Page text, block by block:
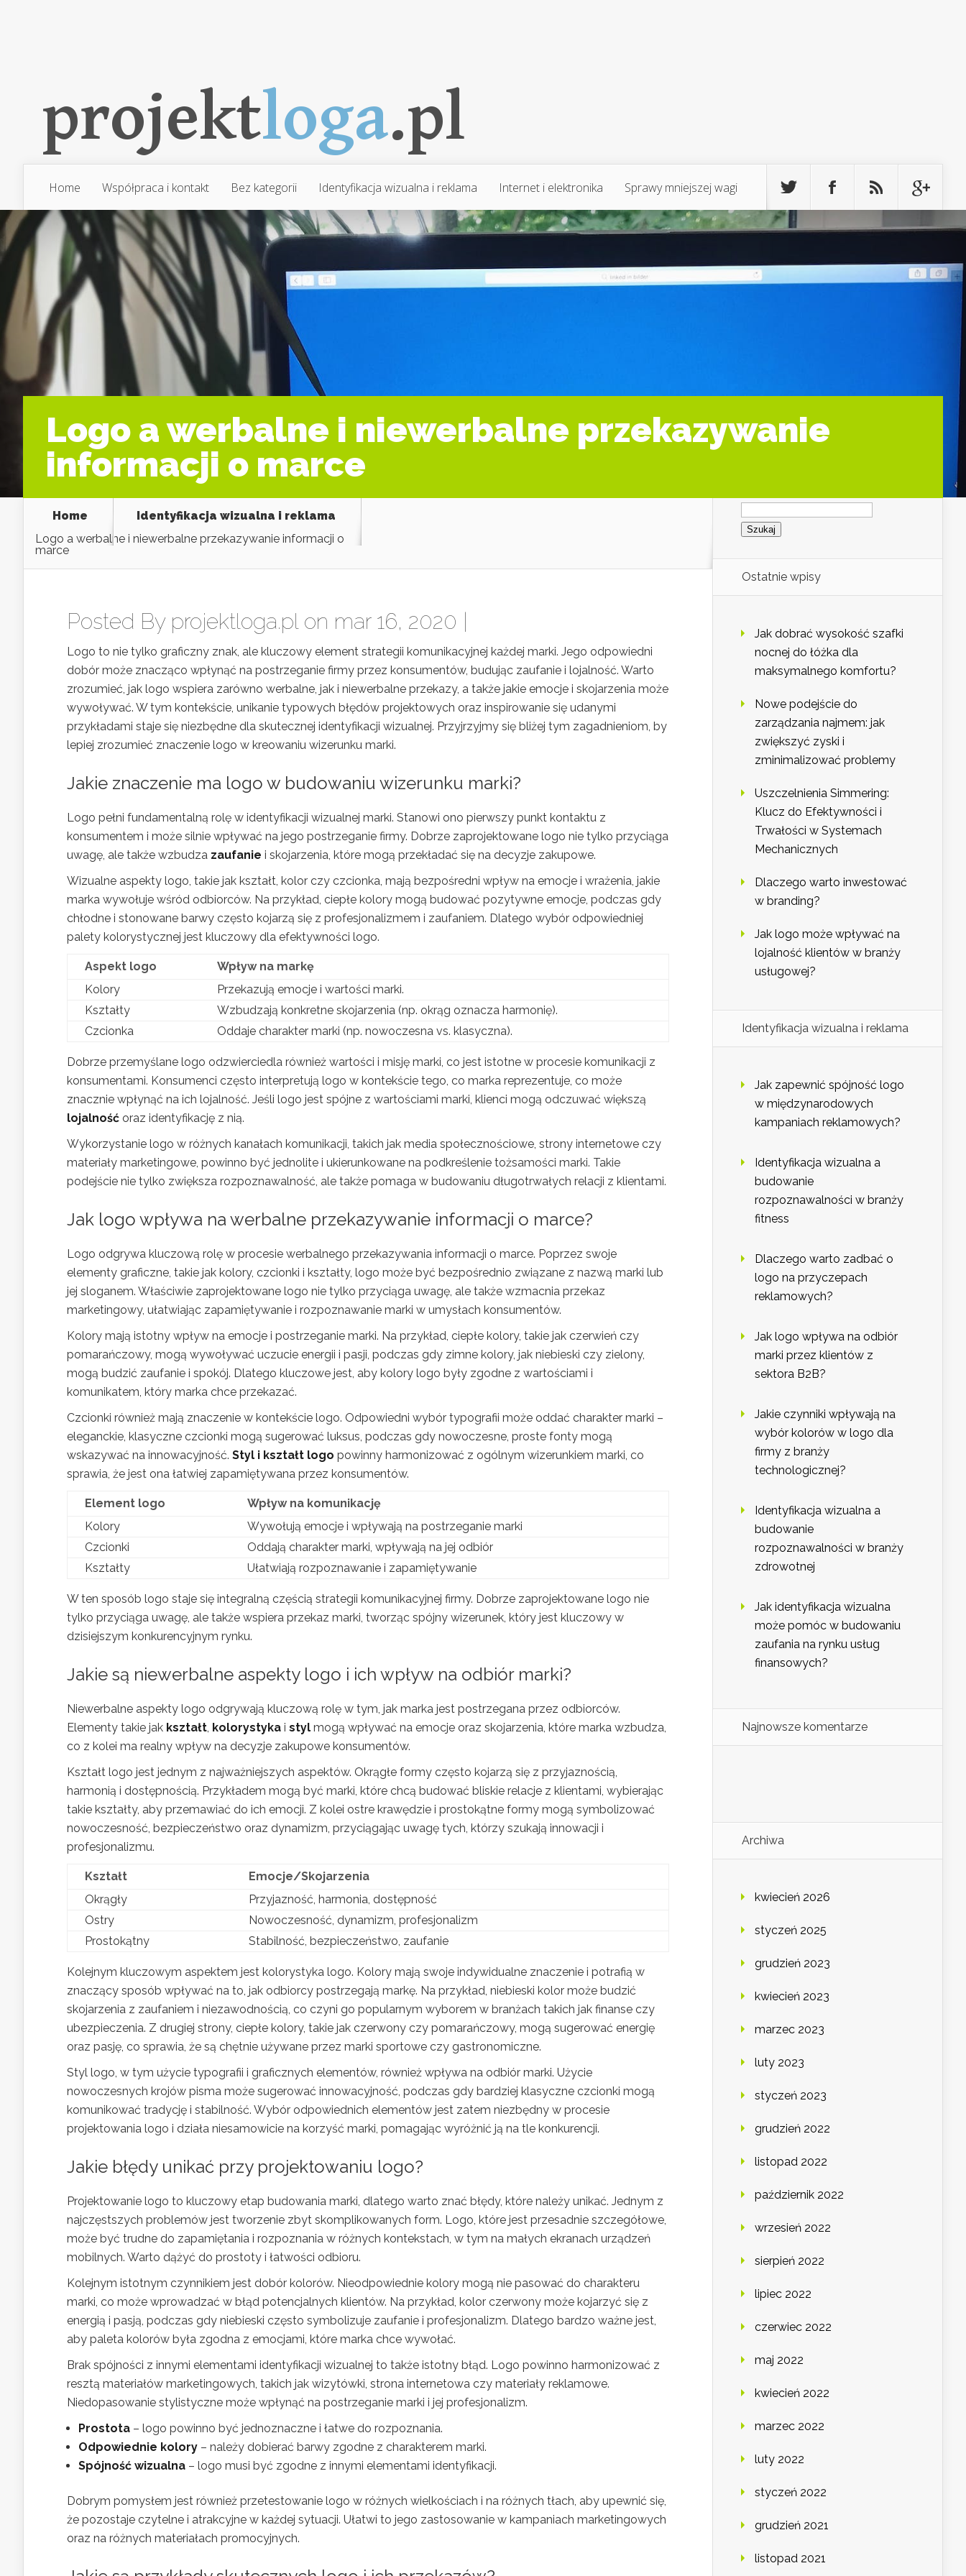
Home Współpraca i kontakt Bez kategorii Identyfikacja wizualna i reklama Internet i elektronika Sprawy mniejszej wagi
Logo a werbalne i niewerbalne przekazywanie
informacji o marce
Home
Identyfikacja wizualna i reklama
Logo a werbalne i niewerbalne przekazywanie informacji o
marce
Posted By projektloga.plon mar 16, 2020 |
Logo to nie tylko graficzny znak, ale kluczowy element strategii komunikacyjnej każdej marki. Jego odpowiedni
dobór może znacząco wpłynąć na postrzeganie firmy przez konsumentów, budując zaufanie i lojalność. Warto
zrozumieć, jak logo wspiera zarówno werbalne, jak i niewerbalne przekazy, a także jakie emocje i skojarzenia może
wywoływać. W tym kontekście, unikanie typowych błędów projektowych oraz inspirowanie się udanymi
przykładami staje się niezbędne dla skutecznej identyfikacji wizualnej. Przyjrzyjmy się bliżej tym zagadnieniom, by
lepiej zrozumieć znaczenie logo w kreowaniu wizerunku marki.
Jakie znaczenie ma logo w budowaniu wizerunku marki?
Logo pełni fundamentalną rolę w identyfikacji wizualnej marki. Stanowi ono pierwszy punkt kontaktu z
konsumentem i może silnie wpływać na jego postrzeganie firmy. Dobrze zaprojektowane logo nie tylko przyciąga
uwagę, ale także wzbudza zaufanie i skojarzenia, które mogą przekładać się na decyzje zakupowe.
Wizualne aspekty logo, takie jak kształt, kolor czy czcionka, mają bezpośredni wpływ na emocje i wrażenia, jakie
marka wywołuje wśród odbiorców. Na przykład, ciepłe kolory mogą budować pozytywne emocje, podczas gdy
chłodne i stonowane barwy często kojarzą się z profesjonalizmem i zaufaniem. Dlatego wybór odpowiedniej
palety kolorystycznej jest kluczowy dla efektywności logo.
Aspekt logo
Wpływ na markę
Kolory
Przekazują emocje i wartości marki.
Kształty
Wzbudzają konkretne skojarzenia (np. okrąg oznacza harmonię).
Czcionka
Oddaje charakter marki (np. nowoczesna vs. klasyczna).
Dobrze przemyślane logo odzwierciedla również wartości i misję marki, co jest istotne w procesie komunikacji z
konsumentami. Konsumenci często interpretują logo w kontekście tego, co marka reprezentuje, co może
znacznie wpłynąć na ich lojalność. Jeśli logo jest spójne z wartościami marki, klienci mogą odczuwać większą
lojalność oraz identyfikację z nią.
Wykorzystanie logo w różnych kanałach komunikacji, takich jak media społecznościowe, strony internetowe czy
materiały marketingowe, powinno być jednolite i ukierunkowane na podkreślenie tożsamości marki. Takie
podejście nie tylko zwiększa rozpoznawalność, ale także pomaga w budowaniu długotrwałych relacji z klientami.
Jak logo wpływa na werbalne przekazywanie informacji o marce?
Logo odgrywa kluczową rolę w procesie werbalnego przekazywania informacji o marce. Poprzez swoje
elementy graficzne, takie jak kolory, czcionki i kształty, logo może być bezpośrednio związane z nazwą marki lub
jej sloganem. Właściwie zaprojektowane logo nie tylko przyciąga uwagę, ale także wzmacnia przekaz
marketingowy, ułatwiając zapamiętywanie i rozpoznawanie marki w umysłach konsumentów.
Kolory mają istotny wpływ na emocje i postrzeganie marki. Na przykład, ciepłe kolory, takie jak czerwień czy
pomarańczowy, mogą wywoływać uczucie energii i pasji, podczas gdy zimne kolory, jak niebieski czy zielony,
mogą budzić zaufanie i spokój. Dlatego kluczowe jest, aby kolory logo były zgodne z wartościami i
komunikatem, który marka chce przekazać.
Czcionki również mają znaczenie w kontekście logo. Odpowiedni wybór typografii może oddać charakter marki –
eleganckie, klasyczne czcionki mogą sugerować luksus, podczas gdy nowoczesne, proste fonty mogą
wskazywać na innowacyjność. Styl i kształt logo powinny harmonizować z ogólnym wizerunkiem marki, co
sprawia, że jest ona łatwiej zapamiętywana przez konsumentów.
Element logo
Wpływ na komunikację
Kolory
Wywołują emocje i wpływają na postrzeganie marki
Czcionki
Oddają charakter marki, wpływają na jej odbiór
Kształty
Ułatwiają rozpoznawanie i zapamiętywanie
W ten sposób logo staje się integralną częścią strategii komunikacyjnej firmy. Dobrze zaprojektowane logo nie
tylko przyciąga uwagę, ale także wspiera przekaz marki, tworząc spójny wizerunek, który jest kluczowy w
dzisiejszym konkurencyjnym rynku.
Jakie są niewerbalne aspekty logo i ich wpływ na odbiór marki?
Niewerbalne aspekty logo odgrywają kluczową rolę w tym, jak marka jest postrzegana przez odbiorców.
Elementy takie jak kształt, kolorystyka i styl mogą wpływać na emocje oraz skojarzenia, które marka wzbudza,
co z kolei ma realny wpływ na decyzje zakupowe konsumentów.
Kształt logo jest jednym z najważniejszych aspektów. Okrągłe formy często kojarzą się z przyjaznością,
harmonią i dostępnością. Przykładem mogą być marki, które chcą budować bliskie relacje z klientami, wybierając
takie kształty, aby przemawiać do ich emocji. Z kolei ostre krawędzie i prostokątne formy mogą symbolizować
nowoczesność, bezpieczeństwo oraz dynamizm, przyciągając uwagę tych, którzy szukają innowacji i
profesjonalizmu.
Kształt
Emocje/Skojarzenia
Okrągły
Przyjazność, harmonia, dostępność
Ostry
Nowoczesność, dynamizm, profesjonalizm
Prostokątny
Stabilność, bezpieczeństwo, zaufanie
Kolejnym kluczowym aspektem jest kolorystyka logo. Kolory mają swoje indywidualne znaczenie i potrafią w
znaczący sposób wpływać na to, jak odbiorcy postrzegają markę. Na przykład, niebieski kolor może budzić
skojarzenia z zaufaniem i niezawodnością, co czyni go popularnym wyborem w branżach takich jak finanse czy
ubezpieczenia. Z drugiej strony, ciepłe kolory, takie jak czerwony czy pomarańczowy, mogą sugerować energię
oraz pasję, co sprawia, że są chętnie używane przez marki sportowe czy gastronomiczne.
Styl logo, w tym użycie typografii i graficznych elementów, również wpływa na odbiór marki. Użycie
nowoczesnych krojów pisma może sugerować innowacyjność, podczas gdy bardziej klasyczne czcionki mogą
komunikować tradycję i stabilność. Wybór odpowiednich elementów jest zatem niezbędny w procesie
projektowania logo i działa niesamowicie na korzyść marki, pomagając wyróżnić ją na tle konkurencji.
Jakie błędy unikać przy projektowaniu logo?
Projektowanie logo to kluczowy etap budowania marki, dlatego warto znać błędy, które należy unikać. Jednym z
najczęstszych problemów jest tworzenie zbyt skomplikowanych form. Logo, które jest przesadnie szczegółowe,
może być trudne do zapamiętania i rozpoznania w różnych kontekstach, w tym na małych ekranach urządzeń
mobilnych. Warto dążyć do prostoty i łatwości odbioru.
Kolejnym istotnym czynnikiem jest dobór kolorów. Nieodpowiednie kolory mogą nie pasować do charakteru
marki, co może wprowadzać w błąd potencjalnych klientów. Na przykład, kolor czerwony może kojarzyć się z
energią i pasją, podczas gdy niebieski często symbolizuje zaufanie i profesjonalizm. Dlatego bardzo ważne jest,
aby paleta kolorów była zgodna z emocjami, które marka chce wywołać.
Brak spójności z innymi elementami identyfikacji wizualnej to także istotny błąd. Logo powinno harmonizować z
resztą materiałów marketingowych, takich jak wizytówki, strona internetowa czy materiały reklamowe.
Niedopasowanie stylistyczne może wpłynąć na postrzeganie marki i jej profesjonalizm.
Prostota – logo powinno być jednoznaczne i łatwe do rozpoznania.
Odpowiednie kolory – należy dobierać barwy zgodne z charakterem marki.
Spójność wizualna – logo musi być zgodne z innymi elementami identyfikacji.
Dobrym pomysłem jest również przetestowanie logo w różnych wielkościach i na różnych tłach, aby upewnić się,
że pozostaje czytelne i atrakcyjne w każdej sytuacji. Ułatwi to jego zastosowanie w kampaniach marketingowych
oraz na różnych materiałach promocyjnych.
Szukaj:
Ostatnie wpisy
Jak dobrać wysokość szafki
nocnej do łóżka dla
maksymalnego komfortu?
Nowe podejście do
zarządzania najmem: jak
zwiększyć zyski i
zminimalizować problemy
Uszczelnienia Simmering:
Klucz do Efektywności i
Trwałości w Systemach
Mechanicznych
Dlaczego warto inwestować
w branding?
Jak logo może wpływać na
lojalność klientów w branży
usługowej?
Identyfikacja wizualna i reklama
Jak zapewnić spójność logo
w międzynarodowych
kampaniach reklamowych?
Identyfikacja wizualna a
budowanie
rozpoznawalności w branży
fitness
Dlaczego warto zadbać o
logo na przyczepach
reklamowych?
Jak logo wpływa na odbiór
marki przez klientów z
sektora B2B?
Jakie czynniki wpływają na
wybór kolorów w logo dla
firmy z branży
technologicznej?
Identyfikacja wizualna a
budowanie
rozpoznawalności w branży
zdrowotnej
Jak identyfikacja wizualna
może pomóc w budowaniu
zaufania na rynku usług
finansowych?
Najnowsze komentarze
Archiwa
kwiecień 2026
styczeń 2025
grudzień 2023
kwiecień 2023
marzec 2023
luty 2023
styczeń 2023
grudzień 2022
listopad 2022
październik 2022
wrzesień 2022
sierpień 2022
lipiec 2022
czerwiec 2022
maj 2022
kwiecień 2022
marzec 2022
luty 2022
styczeń 2022
grudzień 2021
listopad 2021